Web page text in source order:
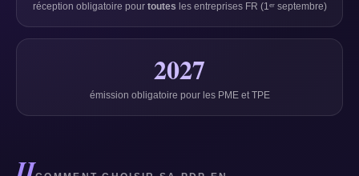
réception obligatoire pour toutes les entreprises FR (1ᵉʳ septembre)
2027
émission obligatoire pour les PME et TPE